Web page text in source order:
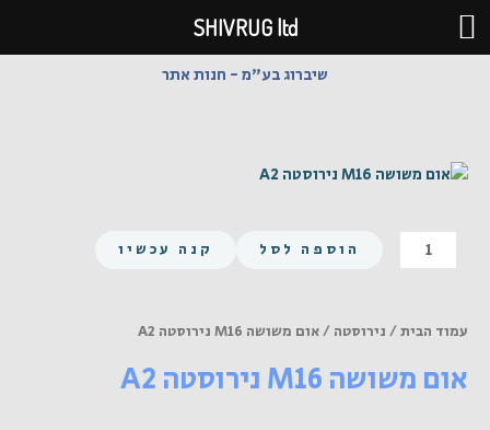
דילוג
לתוכן
שיברוג בע"מ - חנות אתר
כמות
של
נירוסטה
הוספה לסל קנה עכשיו
עמוד הבית/ נירוסטה / אום משושה M16 נירוסטה A2
אום משושה M16 נירוסטה A2
SHIVRUG ltd